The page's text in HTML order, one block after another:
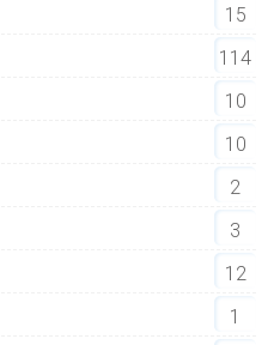
15
114
10
10
2
3
12
1